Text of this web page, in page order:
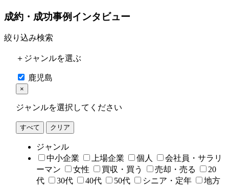
成約・成功事例インタビュー
絞り込み検索
＋ジャンルを選ぶ
鹿児島
×
ジャンルを選択してください
すべて クリア
ジャンル
中小企業
上場企業 個人
会社員・サラリ
ーマン
女性 買収・買う 売却・売る
20
代
30代 40代 50代 シニア・定年
地方